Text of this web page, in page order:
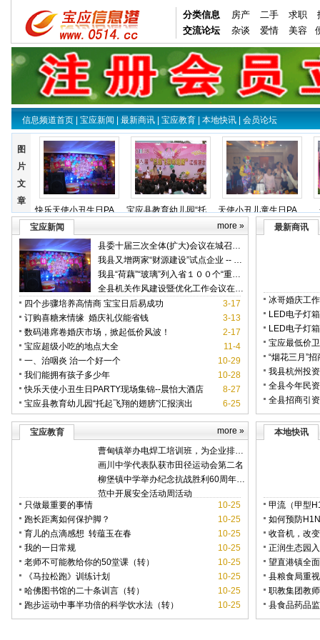
分类信息 房产 二手 求职
交流论坛
杂谈 爱情 美容
信息频道首页 宝应新闻 最新商讯 宝应教育 本地快讯 会员论坛
图
片
文
章
快乐天使小丑生日PARTY现场集锦--晨怡大酒店
宝应县教育幼儿园“托起飞翔的翅膀”汇报演出 天使小丑儿童生日PARTY精彩瞬间
more »
宝应新闻
县委十届三次全体(扩大)会议在城召开 -- 宝应信息港0514.cc！
我县又增两家“财源建设”试点企业 -- 宝应信息港0514.cc！
我县“荷藕”“玻璃”列入省１００个“重点培育产业集群” -- 宝应信息港0514.cc！
全县机关作风建设暨优化工作会议在城召开
3-17
四个步骤培养高情商 宝宝日后易成功
3-13
订购喜糖来情缘 婚庆礼仪能省钱
2-17
数码港席卷婚庆市场，掀起低价风波！
11-4
宝应超级小吃的地点大全
10-29
一、治咽炎 治一个好一个
10-28
我们能拥有孩子多少年
8-27
快乐天使小丑生日PARTY现场集锦--晨怡大酒店
6-25
宝应县教育幼儿园“托起飞翔的翅膀”汇报演出
最新商讯
冰哥婚庆工
婚庆
LED电子灯
LED电子灯
宝应最低价
“烟花三月”
我县杭州投
全县今年民
全县招商引
more »
宝应教育
曹甸镇举办电焊工培训班，为企业排忧解难
画川中学代表队获市田径运动会第二名
柳堡镇中学举办纪念抗战胜利60周年演讲歌咏大赛
范中开展安全活动周活动
10-25
只做最重要的事情
10-25
跑长距离如何保护脚？
10-25
育儿的点滴感想 转蕴玉在春
10-25
我的一日常规
10-25
老师不可能教给你的50堂课（转）
10-25
《马拉松跑》训练计划
10-25
哈佛图书馆的二十条训言（转）
10-25
跑步运动中事半功倍的科学饮水法（转）
本地快讯
甲流（甲型
下：
如何预防
收音机，改
正润生态园
望直港镇全
县粮食局重
自律工作
职教集团教
坛”奖项
县食品药品
案